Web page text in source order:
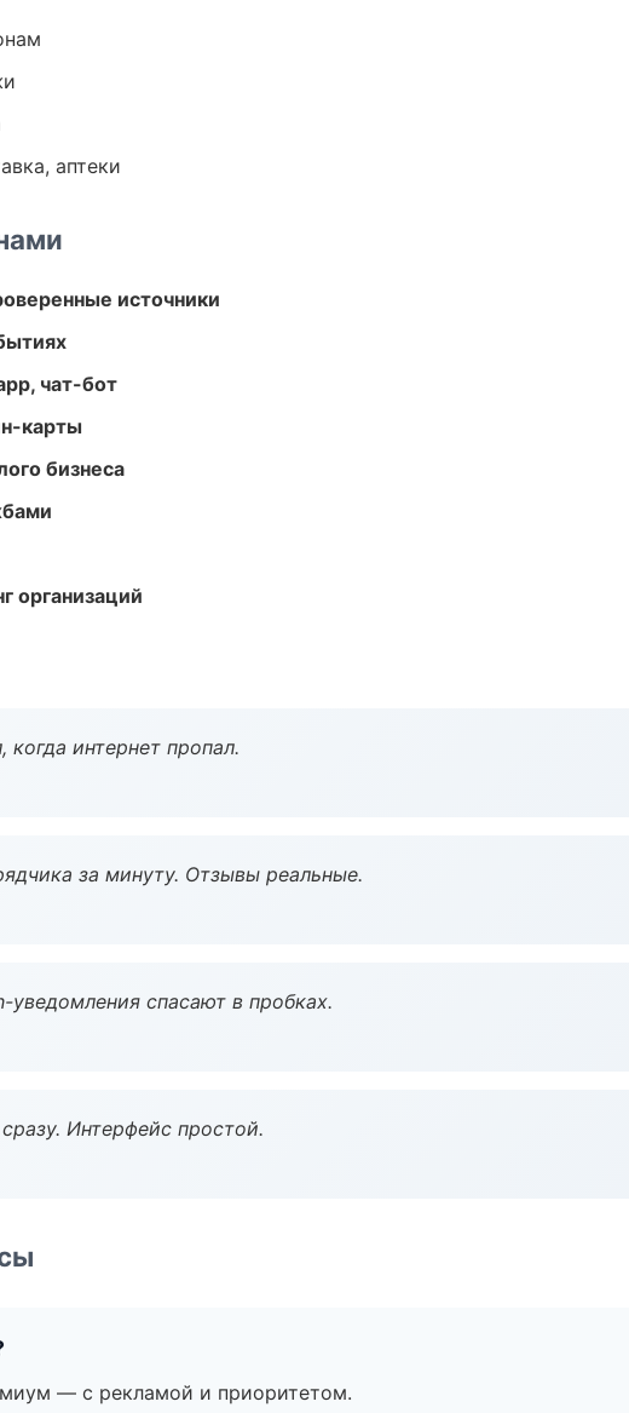
аптеки
источники
чат-бот
карты
бизнеса
организаций
интернет пропал.
за минуту. Отзывы реальные.
спасают в пробках.
Интерфейс простой.
— с рекламой и приоритетом.